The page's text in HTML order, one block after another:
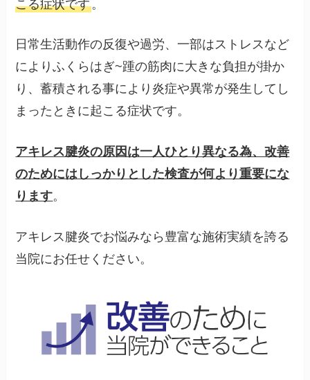
こる症状です。
日常生活動作の反復や過労、一部はストレスなど
によりふくらはぎ~踵の筋肉に大きな負担が掛か
り、蓄積される事により炎症や異常が発生してし
まったときに起こる症状です。
アキレス腱炎の原因は一人ひとり異なる為、改善
のためにはしっかりとした検査が何より重要にな
ります。
アキレス腱炎でお悩みなら豊富な施術実績を誇る
当院にお任せください。